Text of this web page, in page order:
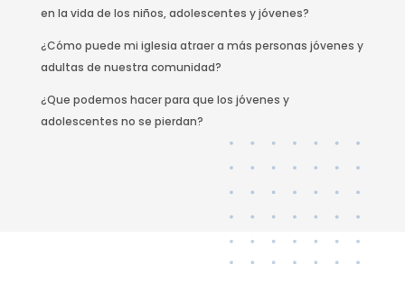
en la vida de los niños, adolescentes y jóvenes?
¿Cómo puede mi iglesia atraer a más personas jóvenes y
adultas de nuestra comunidad?
¿Que podemos hacer para que los jóvenes y
adolescentes no se pierdan?